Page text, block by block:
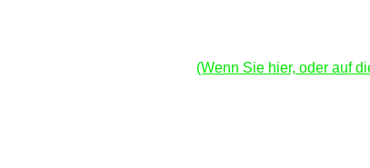
(Wenn Sie hier, oder auf